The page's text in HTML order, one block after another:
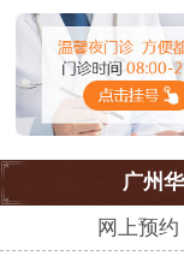
广州
网上预